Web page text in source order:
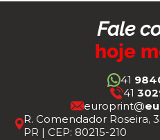
Fale
hoje
41
41
europrint@
R. Comendador Roseira,
PR | CEP: 80215-210